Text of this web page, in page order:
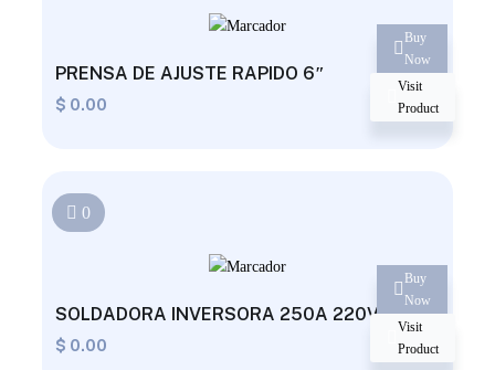
Buy
Now
Visit
Product
PRENSA DE AJUSTE RAPIDO 6″
$ 0.00
Buy
Now
Visit
Product
0
SOLDADORA INVERSORA 250A 220V
$ 0.00